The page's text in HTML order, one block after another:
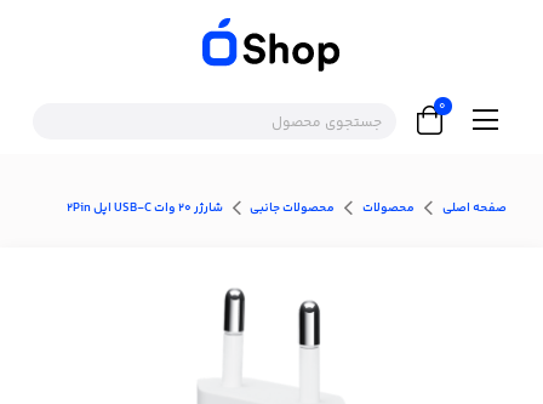
صفحه اصلی محصولات محصولات جانبی شارژر 20 وات USB-C اپل 2Pin
0